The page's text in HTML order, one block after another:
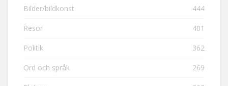
Bilder/bildkonst 444
Resor 401
Politik 362
Ord och språk 269